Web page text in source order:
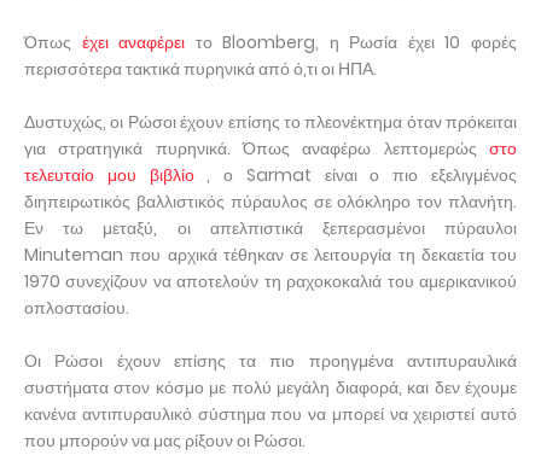
Όπως έχει αναφέρει το Bloomberg, η Ρωσία έχει 10 φορές
περισσότερα τακτικά πυρηνικά από ό,τι οι ΗΠΑ.
Δυστυχώς, οι Ρώσοι έχουν επίσης το πλεονέκτημα όταν πρόκειται
για στρατηγικά πυρηνικά. Όπως αναφέρω λεπτομερώς στο
τελευταίο μου βιβλίο, ο Sarmat είναι ο πιο εξελιγμένος
διηπειρωτικός βαλλιστικός πύραυλος σε ολόκληρο τον πλανήτη.
Εν τω μεταξύ, οι απελπιστικά ξεπερασμένοι πύραυλοι
Minuteman που αρχικά τέθηκαν σε λειτουργία τη δεκαετία του
1970 συνεχίζουν να αποτελούν τη ραχοκοκαλιά του αμερικανικού
οπλοστασίου.
Οι Ρώσοι έχουν επίσης τα πιο προηγμένα αντιπυραυλικά
συστήματα στον κόσμο με πολύ μεγάλη διαφορά, και δεν έχουμε
κανένα αντιπυραυλικό σύστημα που να μπορεί να χειριστεί αυτό
που μπορούν να μας ρίξουν οι Ρώσοι.